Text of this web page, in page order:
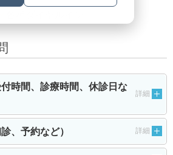
時間、診療時間、休診日な
詳細
、予約など） 詳細